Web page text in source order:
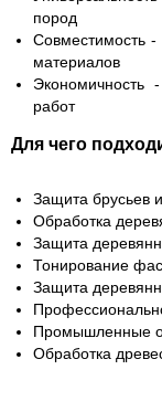
пород
Совместимость -
материалов
Экономичность
работ
Для чего
Защита брусьев
Обработка
Защита
Тонирование
Защита
Промышленные
Обработка